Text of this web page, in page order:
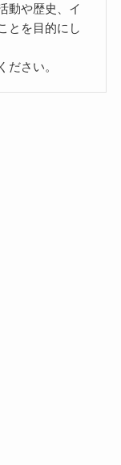
動や歴史、イ
とを目的にし
ださい。